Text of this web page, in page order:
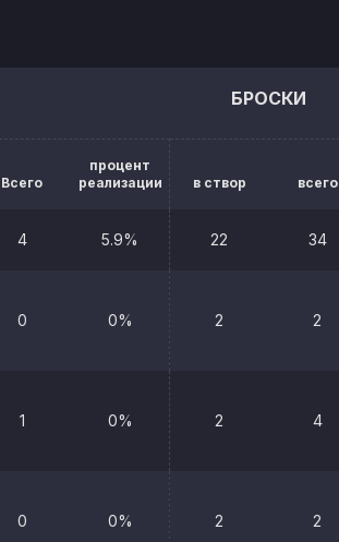
Всего
процент
реализации
БРОСКИ
в створ всего
4 5.9% 22 34
0 0% 2 2
1 0% 2 4
0 0% 2 2